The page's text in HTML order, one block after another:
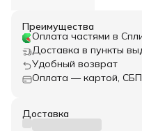
Преимущества
Оплата частями в
Доставка в пункты
Удобный возврат
Оплата — картой,
Доставка